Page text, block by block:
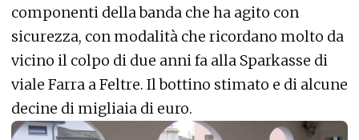
componenti della banda che ha agito con
sicurezza, con modalità che ricordano molto da
vicino il colpo di due anni fa alla Sparkasse di
viale Farra a Feltre. Il bottino stimato e di alcune
decine di migliaia di euro.